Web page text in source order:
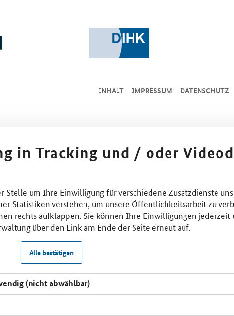
INHALT IMPRESSUM DA­TEN­SCHUTZ
in Tracking und / oder
Stelle um Ihre Einwilligung für verschiedene Zusatzdienste
Statistiken verstehen, um unsere Öffentlichkeitsarbeit zu
rechts aufklappen. Sie können Ihre Einwilligungen
über den Link am Ende der Seite erneut auf.
Alle bestätigen
(nicht abwählbar)